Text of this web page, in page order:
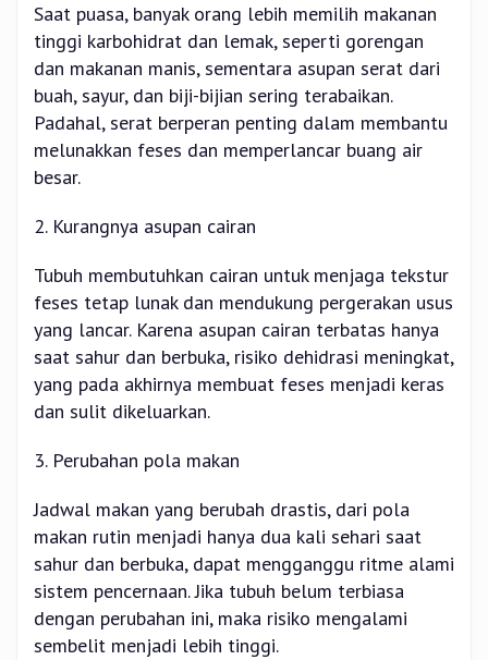
Saat puasa, banyak orang lebih memilih makanan
tinggi karbohidrat dan lemak, seperti gorengan
dan makanan manis, sementara asupan serat dari
buah, sayur, dan biji-bijian sering terabaikan.
Padahal, serat berperan penting dalam membantu
melunakkan feses dan memperlancar buang air
besar.
2. Kurangnya asupan cairan
Tubuh membutuhkan cairan untuk menjaga tekstur
feses tetap lunak dan mendukung pergerakan usus
yang lancar. Karena asupan cairan terbatas hanya
saat sahur dan berbuka, risiko dehidrasi meningkat,
yang pada akhirnya membuat feses menjadi keras
dan sulit dikeluarkan.
3. Perubahan pola makan
Jadwal makan yang berubah drastis, dari pola
makan rutin menjadi hanya dua kali sehari saat
sahur dan berbuka, dapat mengganggu ritme alami
sistem pencernaan. Jika tubuh belum terbiasa
dengan perubahan ini, maka risiko mengalami
sembelit menjadi lebih tinggi.